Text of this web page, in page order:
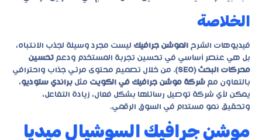
الخلاصة
فيديوهات الشرح الموشن جرافيك ليست مجرد وسيلة لجذب الانتباه،
بل هي عنصر أساسي في تحسين تجربة المستخدم ودعم تحسين
محركات البحث (SEO)
. من خلال تصميم محتوى مرئي جذاب واحترافي
بالتعاون مع شركة موشن جرافيك في الكويت مثل براندي ستوديو،
يمكن لأي شركة توصيل رسائلها بشكل فعال، زيادة التفاعل،
وتحقيق نمو مستدام في السوق الرقمي.
موشن جرافيك السوشيال ميديا